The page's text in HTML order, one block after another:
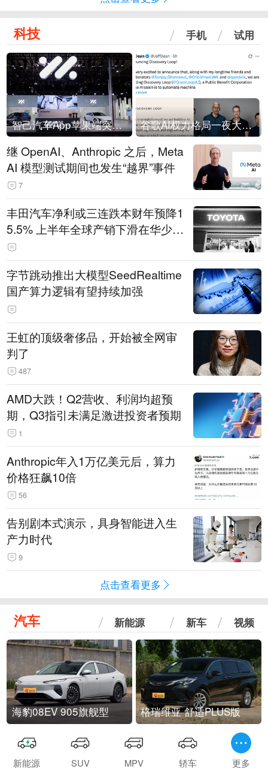
科技 手机 试用
智己汽车App苹果端突然“下架” 谷歌AI权力格局一夜大洗牌
继 OpenAI、Anthropic 之后，Meta
AI 模型测试期间也发生“越界”事件
7
丰田汽车净利或三连跌本财年预降1
5.5% 上半年全球产销下滑在华少卖
14.3万辆
字节跳动推出大模型SeedRealtime
国产算力逻辑有望持续加强
王虹的顶级奢侈品，开始被全网审
判了
487
AMD大跌！Q2营收、利润均超预
期，Q3指引未满足激进投资者预期
1
Anthropic年入1万亿美元后，算力
价格狂飙10倍
56
告别剧本式演示，具身智能进入生
产力时代
9
点击查看更多
汽车 新能源 新车 视频
海豹08EV 905旗舰型 格瑞维亚 舒适PLUS版
新能源 SUV MPV 轿车 更多